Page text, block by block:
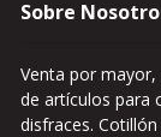
Sobre
Venta por
de artículos para
disfraces.